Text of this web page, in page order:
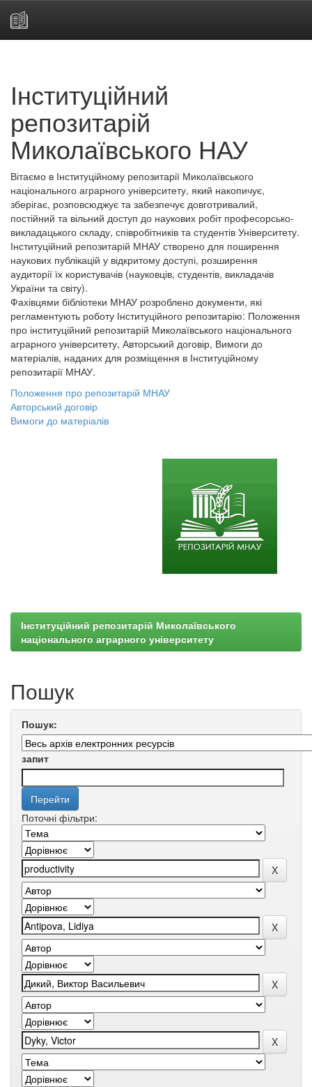
Інституційний
репозитарій
Миколаївського НАУ
Вітаємо в Інституційному репозитарії Миколаївського
національного аграрного університету, який накопичує,
зберігає, розповсюджує та забезпечує довготривалий,
постійний та вільний доступ до наукових робіт професорсько-
викладацького складу, співробітників та студентів Університету.
Інституційний репозитарій МНАУ створено для поширення
наукових публікацій у відкритому доступі, розширення
аудиторії їх користувачів (науковців, студентів, викладачів
України та світу).
Фахівцями бібліотеки МНАУ розроблено документи, які
регламентують роботу Інституційного репозитарію: Положення
про інституційний репозитарій Миколаївського національного
аграрного університету, Авторський договір, Вимоги до
матеріалів, наданих для розміщення в Інституційному
репозитарії МНАУ.
Положення про репозитарій МНАУ
Авторський договір
Вимоги до матеріалів
Інституційний репозитарій Миколаївського
національного аграрного університету
Пошук
Пошук:
запит
Поточні фільтри: